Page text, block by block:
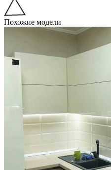
Похожие модели